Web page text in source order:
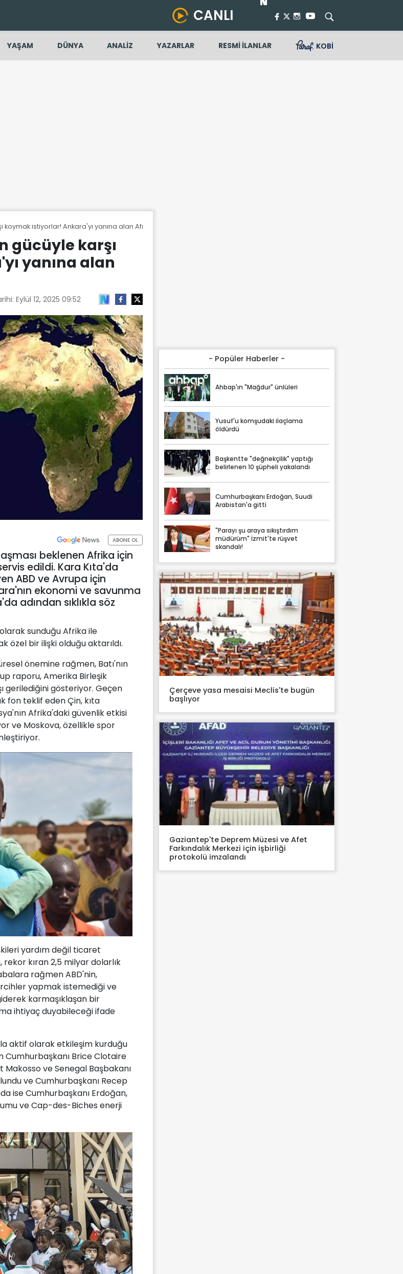
CANLI
YAŞAM DÜNYA ANALİZ YAZARLAR RESMİ İLANLAR KOBİ
istiyorlar! Ankara'yı yanına alan Afrika'yı eline alır
gücüyle karşı
yanına alan
Eylül 12, 2025 09:52
ABONE OL
beklenen Afrika için
edildi. Kara Kıta'da
ABD ve Avrupa için
ekonomi ve savunma
adından sıklıkla söz
sunduğu Afrika ile
özel bir ilişki olduğu aktarıldı.
önemine rağmen, Batı'nın
raporu, Amerika Birleşik
gerilediğini gösteriyor. Geçen
fon teklif eden Çin, kıta
Afrika'daki güvenlik etkisi
ve Moskova, özellikle spor
yardım değil ticaret
rekor kıran 2,5 milyar dolarlık
rağmen ABD'nin,
yapmak istemediği ve
karmaşıklaşan bir
ihtiyaç duyabileceği ifade
aktif olarak etkileşim kurduğu
Cumhurbaşkanı Brice Clotaire
Makosso ve Senegal Başbakanı
ve Cumhurbaşkanı Recep
ise Cumhurbaşkanı Erdoğan,
ve Cap-des-Biches enerji
- Popüler Haberler -
Ahbap'ın "Mağdur" ünlüleri
Yusuf'u komşudaki ilaçlama
öldürdü
Başkentte "değnekçilik" yaptığı
belirlenen 10 şüpheli yakalandı
Cumhurbaşkanı Erdoğan, Suudi
Arabistan'a gitti
"Parayı şu araya sıkıştırdım
müdürüm" İzmit'te rüşvet
skandalı!
Çerçeve yasa mesaisi Meclis'te bugün
başlıyor
Gaziantep'te Deprem Müzesi ve Afet
Farkındalık Merkezi için işbirliği
protokolü imzalandı